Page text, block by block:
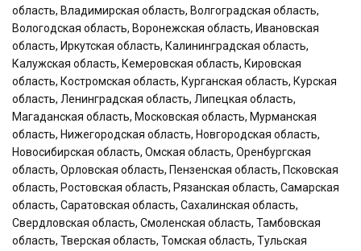
область, Владимирская область, Волгоградская область,
Вологодская область, Воронежская область, Ивановская
область, Иркутская область, Калининградская область,
Калужская область, Кемеровская область, Кировская
область, Костромская область, Курганская область, Курская
область, Ленинградская область, Липецкая область,
Магаданская область, Московская область, Мурманская
область, Нижегородская область, Новгородская область,
Новосибирская область, Омская область, Оренбургская
область, Орловская область, Пензенская область, Псковская
область, Ростовская область, Рязанская область, Самарская
область, Саратовская область, Сахалинская область,
Свердловская область, Смоленская область, Тамбовская
область, Тверская область, Томская область, Тульская